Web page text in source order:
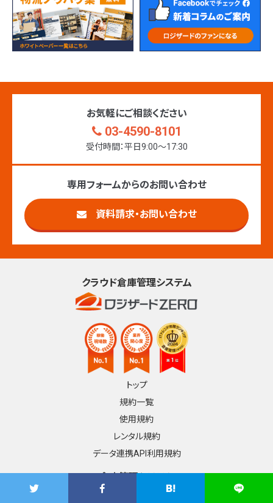
お気軽にご相談ください
03-4590-8101
受付時間：平日9:00〜17:30
専用フォームからのお問い合わせ
資料請求・お問い合わせ
クラウド倉庫管理システム
トップ
規約一覧
使用規約
レンタル規約
データ連携API利用規約
3PL/物流倉庫様へ